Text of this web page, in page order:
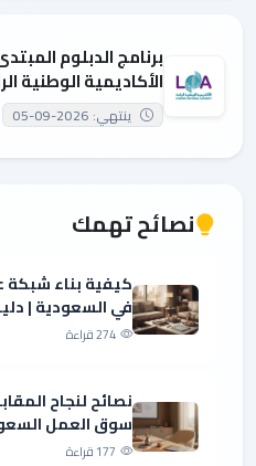
برنامج الدبلوم
الأكاديمية الوطنية
ينتهي: 2026-09-05
نصائح تهمك
كيفية بناء شبكة
في السعودية |
274 قراءة
نصائح لنجاح
سوق العمل
177 قراءة